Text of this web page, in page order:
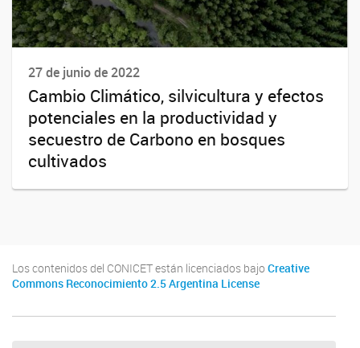
27 de junio de 2022
Cambio Climático, silvicultura y efectos
potenciales en la productividad y
secuestro de Carbono en bosques
cultivados
Los contenidos del CONICET están licenciados bajo Creative
Commons Reconocimiento 2.5 Argentina License